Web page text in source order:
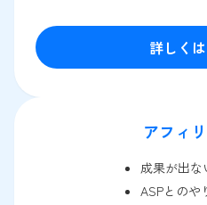
詳しく
アフィ
成果が出な
ASPとのや